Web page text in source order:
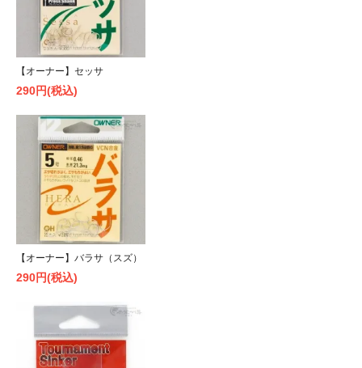
【オーナー】セッサ
290円(税込)
【オーナー】バラサ（スズ）
290円(税込)